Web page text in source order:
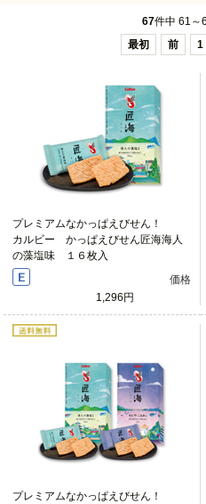
67件中 61～
最初
前 1
プレミアムなかっぱえびせん！
カルビー かっぱえびせん匠海海人
の藻塩味 １６枚入
価格
1,296円
プレミアムなかっぱえびせん！